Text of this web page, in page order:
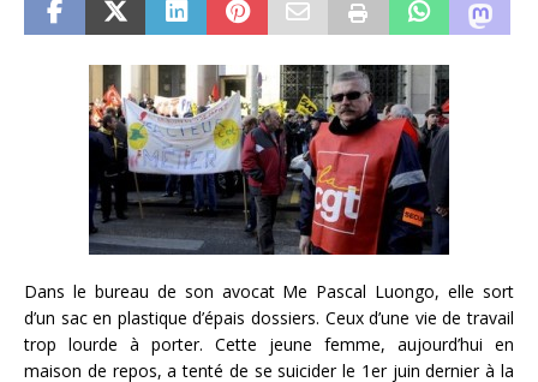
Dans le bureau de son avocat Me Pascal Luongo, elle sort
d’un sac en plastique d’épais dossiers. Ceux d’une vie de travail
trop lourde à porter. Cette jeune femme, aujourd’hui en
maison de repos, a tenté de se suicider le 1er juin dernier à la